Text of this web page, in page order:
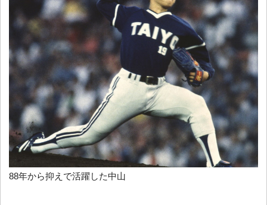
88年から抑えで活躍した中山